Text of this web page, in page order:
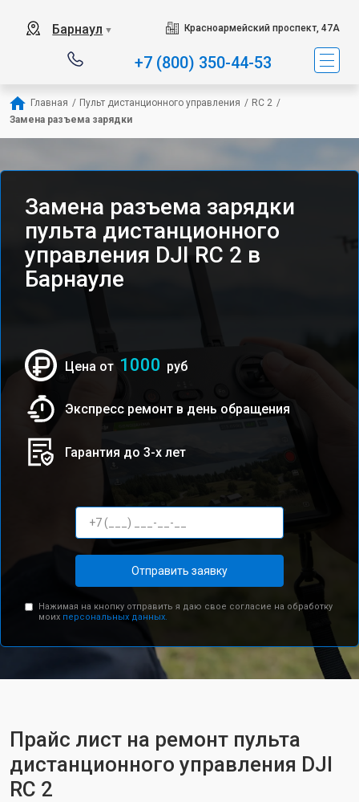
Барнаул ▼ Красноармейский проспект, 47А
+7 (800) 350-44-53
Главная / Пульт дистанционного управления / RC 2 /
Замена разъема зарядки
Замена разъема зарядки
пульта дистанционного
управления DJI RC 2 в
Барнауле
Цена от 1000 руб
Экспресс ремонт в день обращения
Гарантия до 3-х лет
Отправить заявку
Нажимая на кнопку отправить я даю свое согласие на обработку
моих персональных данных.
Прайс лист на ремонт пульта
дистанционного управления DJI
RC 2